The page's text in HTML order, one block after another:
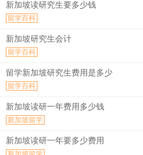
新加坡读研究生要多少钱
留学百科
新加坡研究生会计
留学百科
留学新加坡研究生费用是多少
留学百科
新加坡读研一年费用多少钱
新加坡留学
新加坡读研一年要多少费用